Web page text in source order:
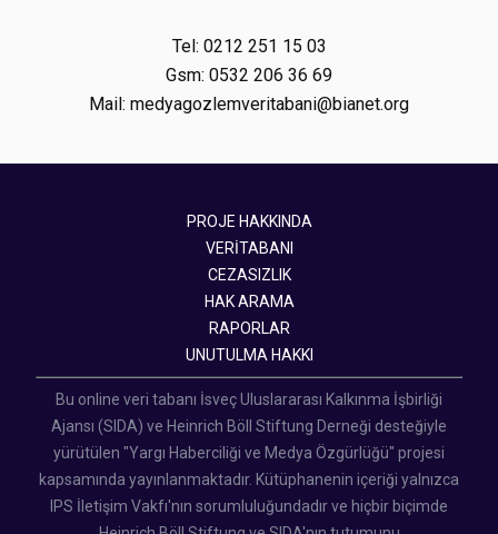
Tel: 0212 251 15 03
Gsm: 0532 206 36 69
Mail: medyagozlemveritabani@bianet.org
PROJE HAKKINDA
VERİTABANI
CEZASIZLIK
HAK ARAMA
RAPORLAR
UNUTULMA HAKKI
Bu online veri tabanı İsveç Uluslararası Kalkınma İşbirliği
Ajansı (SIDA) ve Heinrich Böll Stiftung Derneği desteğiyle
yürütülen "Yargı Haberciliği ve Medya Özgürlüğü" projesi
kapsamında yayınlanmaktadır. Kütüphanenin içeriği yalnızca
IPS İletişim Vakfı'nın sorumluluğundadır ve hiçbir biçimde